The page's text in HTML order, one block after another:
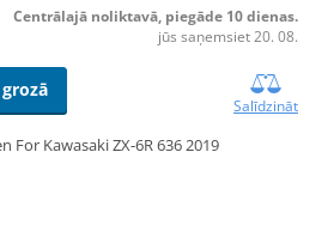
Centrālajā noliktavā, piegāde 10 dienas.
jūs saņemsiet 20. 08.
Salīdzināt
For Kawasaki ZX-6R 636 2019